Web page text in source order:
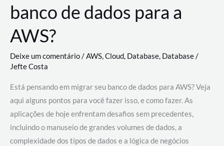
banco de dados para a
AWS?
Deixe um comentário/AWS,Cloud, Database, Database/
Jefte Costa
Está pensando em migrar seu banco de dados para AWS? Veja
aqui alguns pontos para você fazer isso, e como fazer. As
aplicações de hoje enfrentam desafios sem precedentes,
incluindo o manuseio de grandes volumes de dados, a
complexidade dos tipos de dados e a lógica de negócios